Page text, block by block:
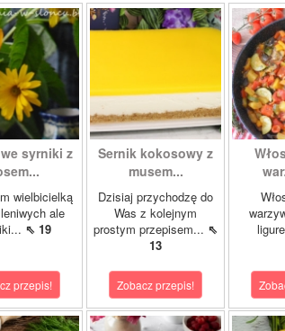
syrniki z
wielbicielką
ale
⇖ 19
przepis!
Sernik kokosowy z
musem...
Dzisiaj przychodzę do
Was z kolejnym
prostym przepisem... ⇖
13
Zobacz przepis!